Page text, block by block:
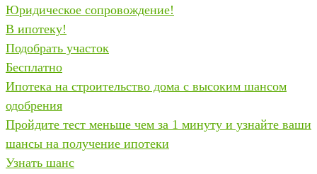
Юридическое сопровождение!
В ипотеку!
Подобрать участок
Бесплатно
Ипотека на строительство дома с высоким шансом
одобрения
Пройдите тест меньше чем за 1 минуту и узнайте ваши
шансы на получение ипотеки
Узнать шанс